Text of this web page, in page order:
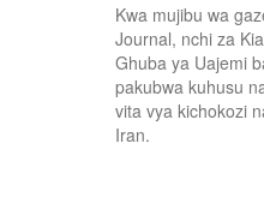
Kwa mujibu wa
Journal, nchi za
Ghuba ya Uajemi
pakubwa kuhusu
vita vya kichokozi
Iran.